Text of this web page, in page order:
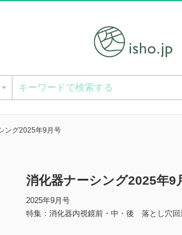
ング2025年9月号
消化器ナーシング2025年9
2025年9月号
特集：消化器内視鏡前・中・後 落とし穴回